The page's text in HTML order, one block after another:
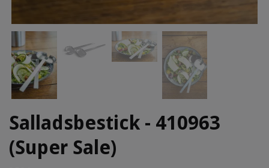
Salladsbestick - 410963
(Super Sale)